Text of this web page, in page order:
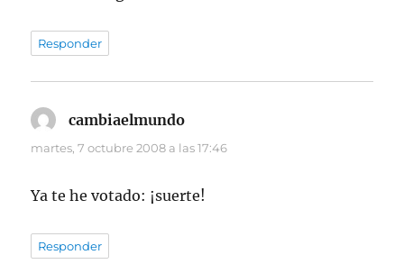
Responder
cambiaelmundo
martes, 7 octubre 2008 a las 17:46
Ya te he votado: ¡suerte!
Responder